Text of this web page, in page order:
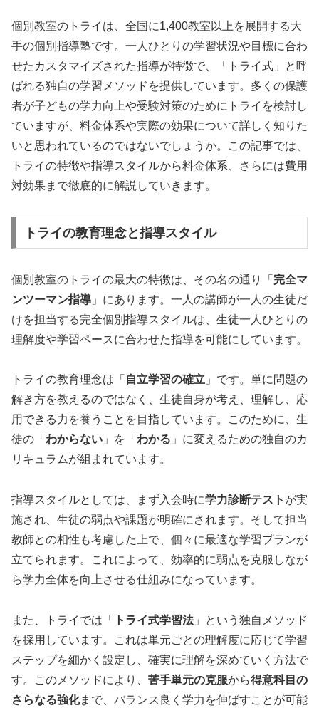
個別教室のトライは、全国に1,400教室以上を展開する大
手の個別指導塾です。一人ひとりの学習状況や目標に合わ
せたカスタマイズされた指導が特徴で、「トライ式」と呼
ばれる独自の学習メソッドを提供しています。多くの保護
者が子どもの学力向上や受験対策のためにトライを検討し
ていますが、料金体系や実際の効果について詳しく知りた
いと思われているのではないでしょうか。この記事では、
トライの特徴や指導スタイルから料金体系、さらには費用
対効果まで徹底的に解説していきます。
トライの教育理念と指導スタイル
個別教室のトライの最大の特徴は、その名の通り「 完全マ
ンツーマン指導 」にあります。一人の講師が一人の生徒だ
けを担当する完全個別指導スタイルは、生徒一人ひとりの
理解度や学習ペースに合わせた指導を可能にしています。
トライの教育理念は「 自立学習の確立 」です。単に問題の
解き方を教えるのではなく、生徒自身が考え、理解し、応
用できる力を養うことを目指しています。このために、生
徒の「 わからない 」を「 わかる 」に変えるための独自のカ
リキュラムが組まれています。
指導スタイルとしては、まず入会時に学力診断テスト が実
施され、生徒の弱点や課題が明確にされます。そして担当
教師との相性も考慮した上で、個々に最適な学習プランが
立てられます。これによって、効率的に弱点を克服しなが
ら学力全体を向上させる仕組みになっています。
また、トライでは「 トライ式学習法」という独自メソッド
を採用しています。これは単元ごとの理解度に応じて学習
ステップを細かく設定し、確実に理解を深めていく方法で
す。このメソッドにより、 苦手単元の克服から得意科目の
さらなる強化まで、バランス良く学力を伸ばすことが可能